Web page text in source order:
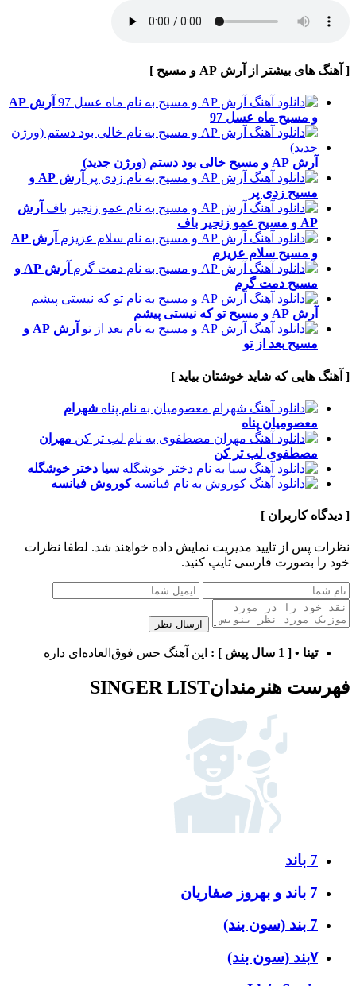
[ آهنگ های بیشتر از آرش AP و مسیح ]
آرش AP
و مسیح ماه عسل 97
آرش AP و مسیح
خالی بود دستم (ورژن جدید)
آرش AP و
مسیح زدی پر
آرش
AP و مسیح
عمو زنجیر باف
آرش AP
و مسیح سلام عزیزم
آرش AP و
مسیح دمت گرم
آرش AP و مسیح
تو که نیستی پیشم
آرش AP و
مسیح بعد از تو
[ آهنگ هایی که شاید خوشتان بیاید ]
شهرام
معصومیان پناه
مهران
مصطفوی لب تر کن
سیا دختر خوشگله
کوروش فیانسه
[ دیدگاه کاربران ]
نظرات پس از تایید مدیریت نمایش داده خواهند شد. لطفا نظرات
خود را بصورت فارسی تایپ کنید.
ارسال نظر
تینا • [ 1 سال پیش ] : این آهنگ حس فوق‌العاده‌ای داره
فهرست هنرمندانSINGER LIST
7 باند
7 باند و بهروز صفاریان
7 بند (سون بند)
۷بند (سون بند)